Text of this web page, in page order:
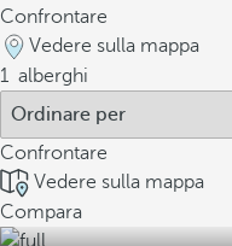
Confrontare
Vedere sulla mappa
1 alberghi
Confrontare
Vedere sulla mappa
Compara